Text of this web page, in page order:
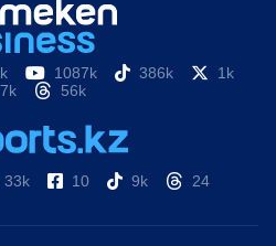
1087k 386k
1k
7k
56k
33k 10 9k 24